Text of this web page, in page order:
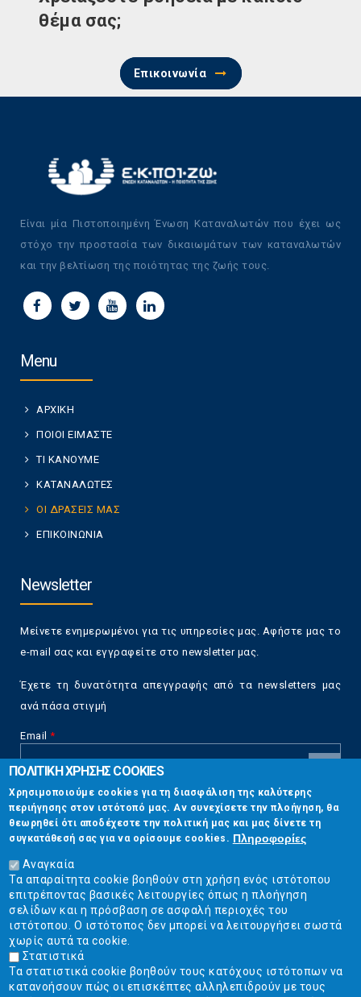
θέμα σας;
Επικοινωνία
Είναι μία Πιστοποιημένη Ένωση Καταναλωτών που έχει ως
στόχο την προστασία των δικαιωμάτων των καταναλωτών
και την βελτίωση της ποιότητας της ζωής τους.
Menu
ΑΡΧΙΚΗ
ΠΟΙΟΙ ΕΙΜΑΣΤΕ
ΤΙ ΚΑΝΟΥΜΕ
ΚΑΤΑΝΑΛΩΤΕΣ
ΟΙ ΔΡΑΣΕΙΣ ΜΑΣ
ΕΠΙΚΟΙΝΩΝΙΑ
Newsletter
Μείνετε ενημερωμένοι για τις υπηρεσίες μας. Αφήστε μας το
e-mail σας και εγγραφείτε στο newsletter μας.
Έχετε τη δυνατότητα απεγγραφής από τα newsletters μας
ανά πάσα στιγμή
Email *
CAPTCHA
This
question is
for testing
whether or
not you are a
human visitor
and to
prevent
automated
spam
submissions.
5+2
Επικοινωνία
Στουρνάρη 17, Αθήνα 10683
2103304444
info@ekpizo.gr
www.ekpizo.gr
Δευ - Πεμ:10:00 πμ - 2:00 μμ
ΠΟΛΙΤΙΚΗ ΧΡΗΣΗΣ COOKIES
Χρησιμοποιούμε cookies για τη διασφάλιση της καλύτερης
περιήγησης στον ιστότοπό μας. Αν συνεχίσετε την πλοήγηση, θα
θεωρηθεί ότι αποδέχεστε την πολιτική μας και μας δίνετε τη
συγκατάθεσή σας για να ορίσουμε cookies. Πληροφορίες
Αναγκαία
Τα απαραίτητα cookie βοηθούν στη χρήση ενός ιστότοπου
επιτρέποντας βασικές λειτουργίες όπως η πλοήγηση
σελίδων και η πρόσβαση σε ασφαλή περιοχές του
ιστότοπου. Ο ιστότοπος δεν μπορεί να λειτουργήσει σωστά
χωρίς αυτά τα cookie.
Στατιστικά
Τα στατιστικά cookie βοηθούν τους κατόχους ιστότοπων να
κατανοήσουν πώς οι επισκέπτες αλληλεπιδρούν με τους